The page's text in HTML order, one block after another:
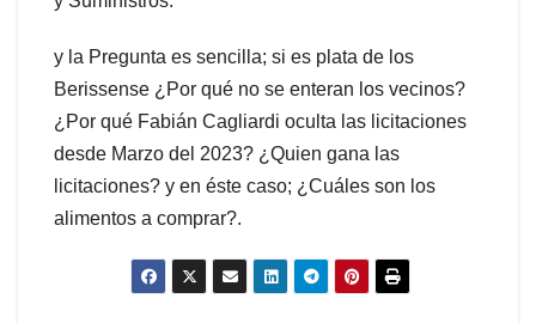
y la Pregunta es sencilla; si es plata de los
Berissense ¿Por qué no se enteran los vecinos?
¿Por qué Fabián Cagliardi oculta las licitaciones
desde Marzo del 2023? ¿Quien gana las
licitaciones? y en éste caso; ¿Cuáles son los
alimentos a comprar?.